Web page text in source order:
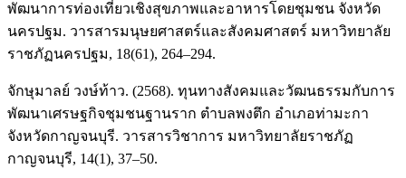
พัฒนาการท่องเที่ยวเชิงสุขภาพและอาหารโดยชุมชน จังหวัด
นครปฐม. วารสารมนุษยศาสตร์และสังคมศาสตร์ มหาวิทยาลัย
ราชภัฏนครปฐม, 18(61), 264–294.
จักษุมาลย์ วงษ์ท้าว. (2568). ทุนทางสังคมและวัฒนธรรมกับการ
พัฒนาเศรษฐกิจชุมชนฐานราก ตำบลพงตึก อำเภอท่ามะกา
จังหวัดกาญจนบุรี. วารสารวิชาการ มหาวิทยาลัยราชภัฏ
กาญจนบุรี, 14(1), 37–50.